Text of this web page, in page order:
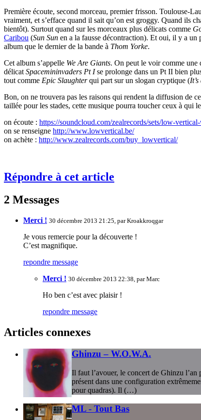
Première écoute, second morceau, premier frisson. Toulouse-
vraiment, et s’efface quand il sait qu’on est groggy. Quand ils
bientôt). Surtout quand sur les morceaux plus délicats comme
Caribou (Sun Sun en a la fausse décontraction). Et oui, il y a un
album que le dernier de la bande à Thom Yorke.
Cet album s’appelle We Are Giants. On peut le voir comme une
délicat Spacemininvaders Pt Ise prolonge dans un Pt II bien
tout comme Epic Slaughterqui part sur un slogan cryptique (
Bon, on ne trouvera pas les raisons qui rendent la diffusion de
taillée pour les stades, cette musique pourra toucher ceux à qui
on écoute : https://soundcloud.com/zealrecords/sets/low-
on se renseigne http://www.lowvertical.be/
on achète : http://www.zealrecords.com/buy_lowvertical/
Répondre à cet article
2 Messages
Merci ! 30 décembre 2013 21:25, parKroakkroqgar
Je vous remercie pour la découverte !
C’est magnifique.
repondre message
Merci ! 30 décembre 2013 22:38, parMarc
Ho ben c’est avec plaisir !
repondre message
Articles connexes
Ghinzu – W.O.W.A.
Il faut l’avouer, le concert de Ghinzu
présent dans une configuration
pour quadras). Il (…)
ML - Tout Bas